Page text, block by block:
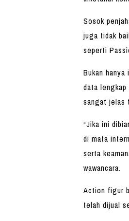
Sosok
juga tidak
seperti
Bukan
data
sangat jelas
“Jika ini
di mata
serta
wawancara.
Action figur
telah dijual